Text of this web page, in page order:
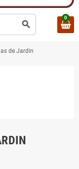
search
0
de Jardin